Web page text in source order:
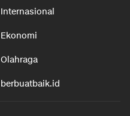
Internasional
Ekonomi
Olahraga
berbuatbaik.id